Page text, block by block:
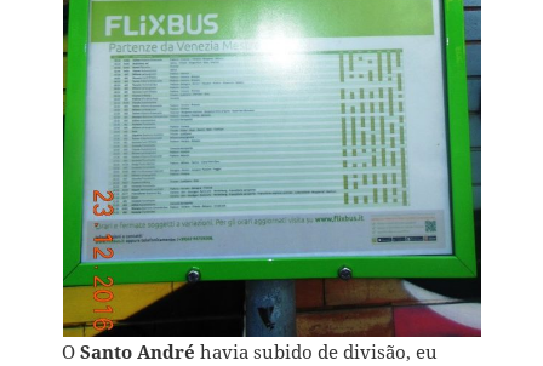
OSanto André havia subido de divisão, eu